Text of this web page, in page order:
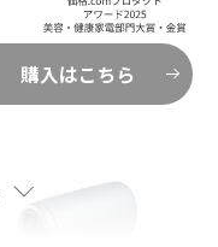
購入はこちら